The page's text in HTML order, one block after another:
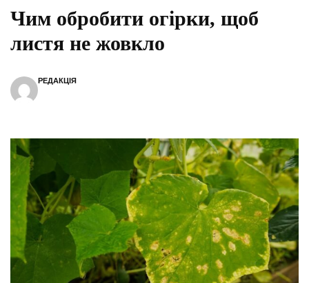
Чим обробити огірки, щоб
листя не жовкло
РЕДАКЦІЯ